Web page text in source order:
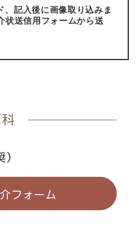
、記入後に画像取り込みま
状送信用フォームから送
フォーム